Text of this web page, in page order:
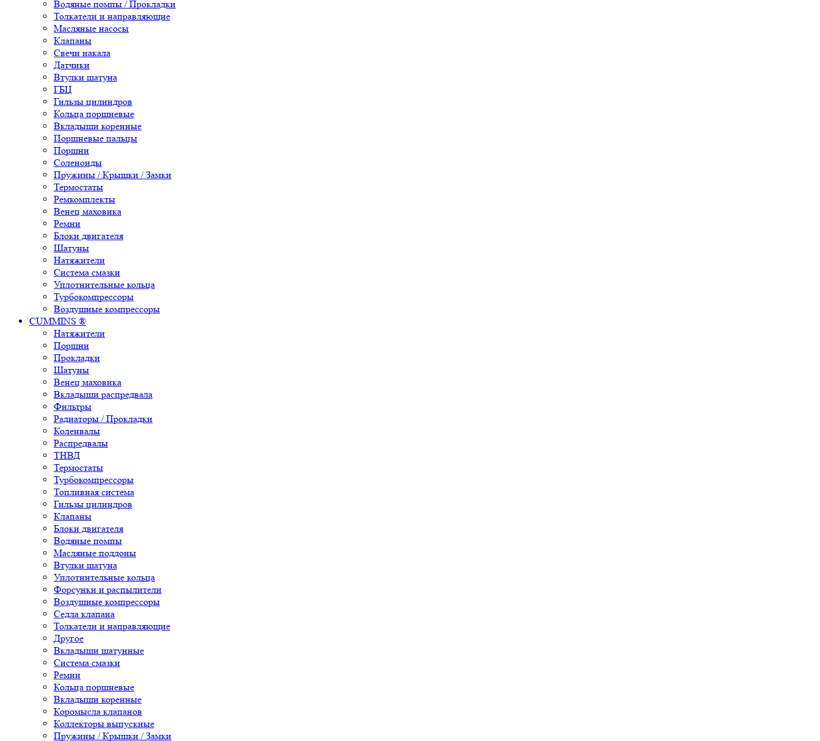
Водяные помпы / Прокладки
Толкатели и направляющие
Масляные насосы
Клапаны
Свечи накала
Датчики
Втулки шатуна
ГБЦ
Гильзы цилиндров
Кольца поршневые
Вкладыши коренные
Поршневые пальцы
Поршни
Соленоиды
Пружины / Крышки / Замки
Термостаты
Ремкомплекты
Венец маховика
Ремни
Блоки двигателя
Шатуны
Натяжители
Система смазки
Уплотнительные кольца
Турбокомпрессоры
Воздушные компрессоры
CUMMINS ®
Натяжители
Поршни
Прокладки
Шатуны
Венец маховика
Вкладыши распредвала
Фильтры
Радиаторы / Прокладки
Коленвалы
Распредвалы
ТНВД
Термостаты
Турбокомпрессоры
Топливная система
Гильзы цилиндров
Клапаны
Блоки двигателя
Водяные помпы
Масляные поддоны
Втулки шатуна
Уплотнительные кольца
Форсунки и распылители
Воздушные компрессоры
Седла клапана
Толкатели и направляющие
Другое
Вкладыши шатунные
Система смазки
Ремни
Кольца поршневые
Вкладыши коренные
Коромысла клапанов
Коллекторы выпускные
Пружины / Крышки / Замки